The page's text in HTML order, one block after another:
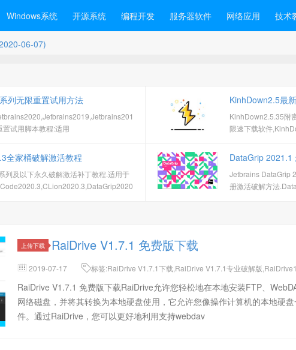
Windows系统 开源系统 编程开发 服务器软件 网络应用 技术
06-07)
列无限重置试用方法
试用脚本教程:适用
活码!
KinhDown2.5最
速下载
KinhDown2.5.35附
限速下载软件
提取解析工具，
全家桶破解激活教程
列及以下永久破解激活补丁教程.适用于
DataGrip 2021.1
Jetbrains DataGrip
册激活破解方法
上传下载 RaiDrive V1.7.1 免费版下载
2019-07-17
标签:RaiDrive V1.7.1下载,RaiDrive V1.7.1专业破解版
RaiDrive V1.7.1 免费版下载RaiDrive允许您轻松地在本地安装FTP、
网络磁盘，并将其转换为本地硬盘使用，它允许您像操作计算机的本地硬
件。通过RaiDrive，您可以更好地利用支持webdav